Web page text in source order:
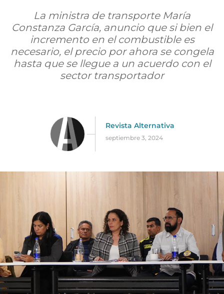
La ministra de transporte María
Constanza García, anuncio que si bien el
incremento en el combustible es
necesario, el precio por ahora se congela
hasta que se llegue a un acuerdo con el
sector transportador
Revista Alternativa
septiembre 3, 2024